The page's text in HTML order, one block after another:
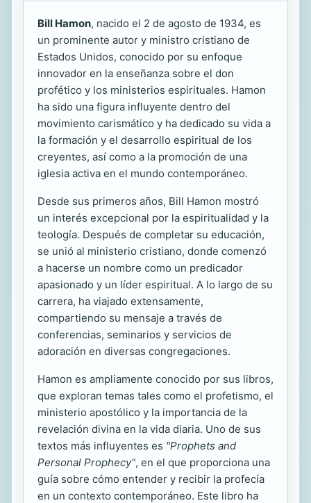
Bill Hamon, nacido el 2 de agosto de 1934, es
un prominente autor y ministro cristiano de
Estados Unidos, conocido por su enfoque
innovador en la enseñanza sobre el don
profético y los ministerios espirituales. Hamon
ha sido una figura influyente dentro del
movimiento carismático y ha dedicado su vida a
la formación y el desarrollo espiritual de los
creyentes, así como a la promoción de una
iglesia activa en el mundo contemporáneo.
Desde sus primeros años, Bill Hamon mostró
un interés excepcional por la espiritualidad y la
teología. Después de completar su educación,
se unió al ministerio cristiano, donde comenzó
a hacerse un nombre como un predicador
apasionado y un líder espiritual. A lo largo de su
carrera, ha viajado extensamente,
compartiendo su mensaje a través de
conferencias, seminarios y servicios de
adoración en diversas congregaciones.
Hamon es ampliamente conocido por sus libros,
que exploran temas tales como el profetismo, el
ministerio apostólico y la importancia de la
revelación divina en la vida diaria. Uno de sus
textos más influyentes es "Prophets and
Personal Prophecy", en el que proporciona una
guía sobre cómo entender y recibir la profecía
en un contexto contemporáneo. Este libro ha